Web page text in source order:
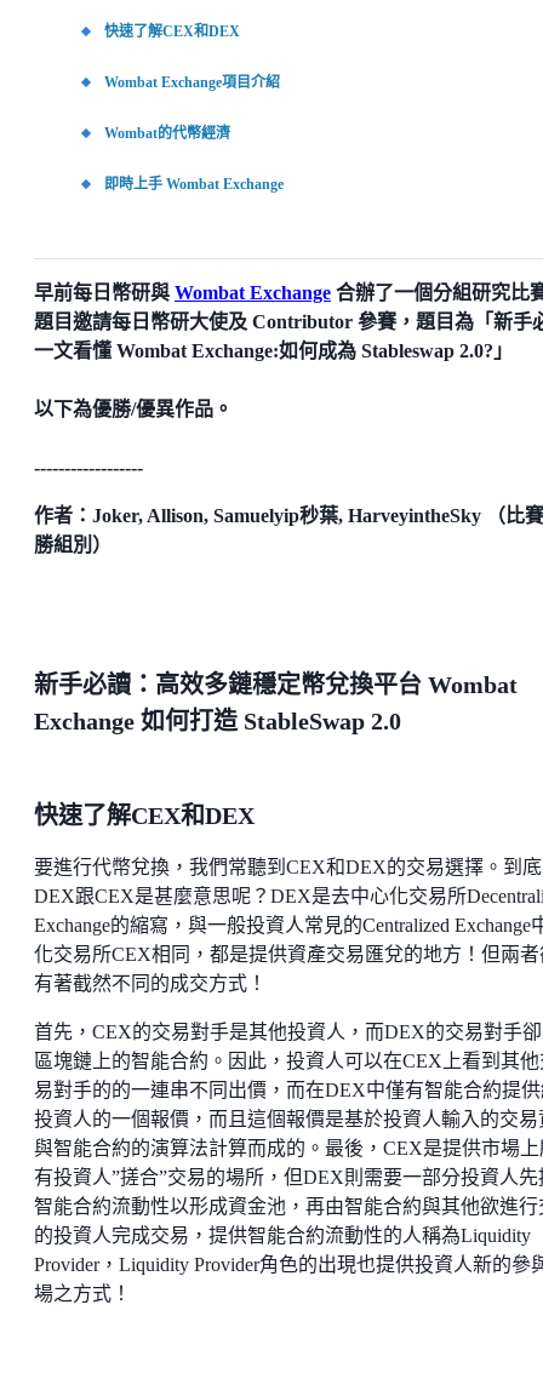
快速了解CEX和DEX
Wombat Exchange項目介紹
Wombat的代幣經濟
即時上手 Wombat Exchange
早前每日幣研與 Wombat Exchange 合辦了一個分組研究比
題目邀請每日幣研大使及 Contributor 參賽，題目為「新手
一文看懂 Wombat Exchange:如何成為 Stableswap 2.0?」
以下為優勝/優異作品。
------------------
作者：Joker, Allison, Samuelyip秒葉, HarveyintheSky （比
勝組別）
新手必讀：高效多鏈穩定幣兌換平台 Wombat
Exchange 如何打造 StableSwap 2.0
快速了解CEX和DEX
要進行代幣兌換，我們常聽到CEX和DEX的交易選擇。到底
DEX跟CEX是甚麼意思呢？DEX是去中心化交易所
Exchange的縮寫，與一般投資人常見的Centralized Exchange
化交易所CEX相同，都是提供資產交易匯兌的地方！但兩者
有著截然不同的成交方式！
首先，CEX的交易對手是其他投資人，而DEX的交易對手
區塊鏈上的智能合約。因此，投資人可以在CEX上看到其他
易對手的的一連串不同出價，而在DEX中僅有智能合約提
投資人的一個報價，而且這個報價是基於投資人輸入的交易
與智能合約的演算法計算而成的。最後，CEX是提供市場上
有投資人”搓合”交易的場所，但DEX則需要一部分投資人先
智能合約流動性以形成資金池，再由智能合約與其他欲進行
的投資人完成交易，提供智能合約流動性的人稱為Liquidity
Provider，Liquidity Provider角色的出現也提供投資人新的參
場之方式！